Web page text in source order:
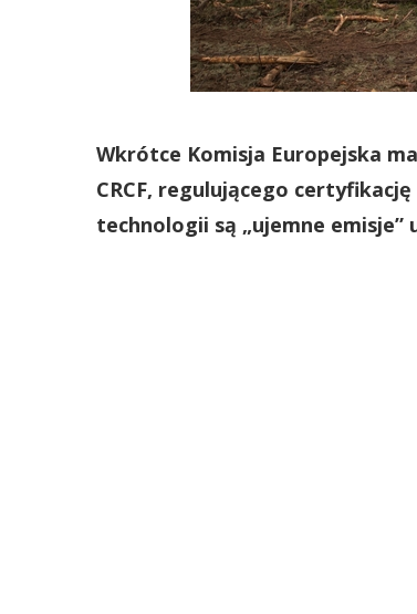
Wkrótce Komisja Europejska
CRCF, regulującego
technologii są „ujemne emisje”